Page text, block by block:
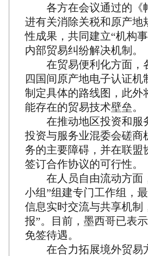
各方在会议通过的《
进有关消除关税和原产地
性成果，共同建立“机构
内部贸易纠纷解决机制。
在贸易便利化方面，
四国间原产地电子认证
制定具体的路线图，此
能存在的贸易技术壁垒。
在推动地区投资和服
投资与服务业混委会磋
务的主要障碍，并在联
签订合作协议的可行性。
在人员自由流动方面
小组”组建专门工作组，
信息实时交流与共享机制
报”。目前，墨西哥已表
免签待遇。
在合力拓展境外贸易